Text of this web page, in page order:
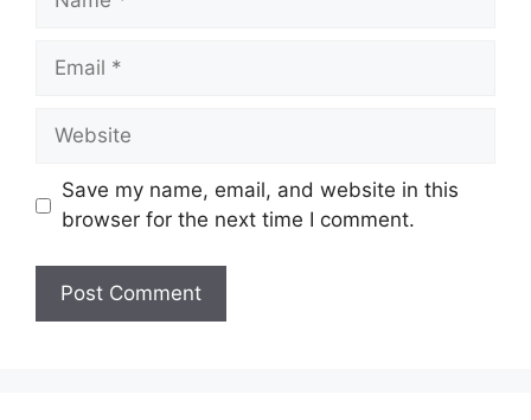
Email
Website
Save my name, email, and website in this
browser for the next time I comment.